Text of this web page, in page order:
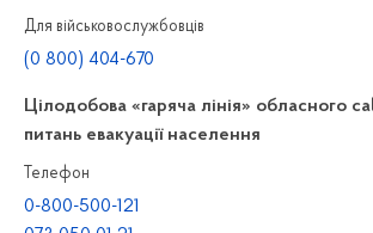
Для військовослужбовців
(0 800) 404-670
Цілодобова «гаряча лінія» обласного
питань евакуації населення
Телефон
0-800-500-121